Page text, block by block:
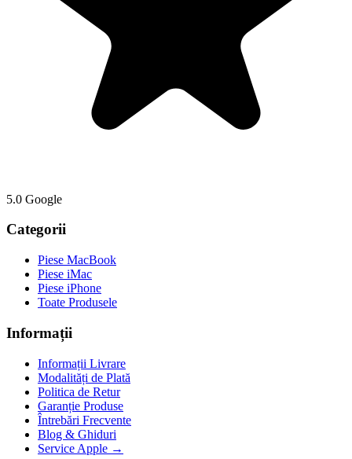
5.0 Google
Categorii
Piese MacBook
Piese iMac
Piese iPhone
Toate Produsele
Informații
Informații Livrare
Modalități de Plată
Politica de Retur
Garanție Produse
Întrebări Frecvente
Blog & Ghiduri
Service Apple →